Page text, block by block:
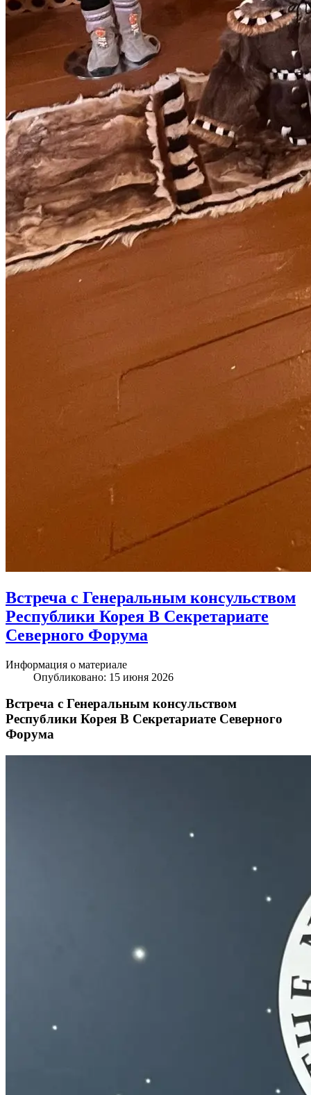
Встреча с Генеральным консульством
Республики Корея В Секретариате
Северного Форума
Информация о материале
Опубликовано: 15 июня 2026
Встреча с Генеральным консульством
Республики Корея В Секретариате Северного
Форума